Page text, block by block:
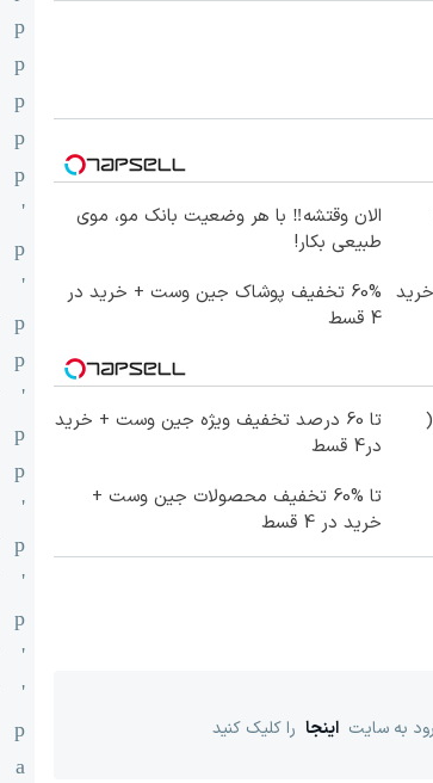
الان وقتشه‼️ با هر وضعیت بانک مو، موی
طبیعی بکار!
ویژه جین وست + خرید
60% تخفیف پوشاک جین وست + خرید در
4 قسط
تا 60 درصد تخفیف ویژه جین وست + خرید
در4 قسط
تا %60 تخفیف محصولات جین وست +
خرید در 4 قسط
به سایت اینجا را کلیک کنید